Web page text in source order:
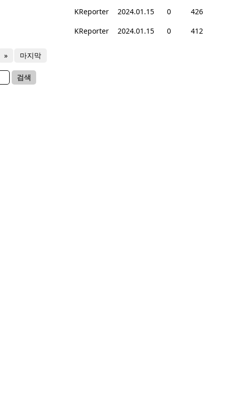
KReporter 2024.01.15 0
426
KReporter
2024.01.15 0 412
» 마지막
검색